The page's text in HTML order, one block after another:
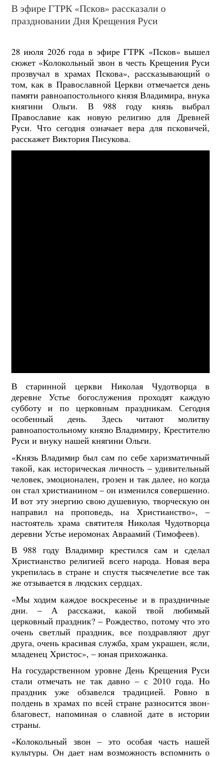
В эфире ГТРК «Псков» рассказали о
праздновании Дня Крещения Руси
28 июля 2026 года в эфире ГТРК «Псков» вышел
сюжет «Колокольный звон в честь Крещения Руси
прозвучал в храмах Пскова», рассказывающий о
том, как в Православной Церкви отмечается день
памяти равноапостольного князя Владимира, внука
княгини Ольги. В 988 году князь выбрал
Православие как новую религию для Древней
Руси. Что сегодня означает вера для псковичей,
расскажет Виктория Писукова.
В старинной церкви Николая Чудотворца в
деревне Устье богослужения проходят каждую
субботу и по церковным праздникам. Сегодня
особенный день. Здесь читают молитву
равноапостольному князю Владимиру, Крестителю
Руси и внуку нашей княгини Ольги.
«Князь Владимир был сам по себе харизматичный
такой, как историческая личность – удивительный
человек, эмоционален, грозен и так далее, но когда
он стал христианином – он изменился совершенно.
И вот эту энергию свою душевную, творческую он
направил на проповедь, на Христианство», –
настоятель храма святителя Николая Чудотворца
деревни Устье иеромонах Авраамий (Тимофеев).
В 988 году Владимир крестился сам и сделал
Христианство религией всего народа. Новая вера
укрепилась в стране и спустя тысячелетие все так
же отзывается в людских сердцах.
«Мы ходим каждое воскресенье и в праздничные
дни. – А расскажи, какой твой любимый
церковный праздник? – Рождество, потому что это
очень светлый праздник, все поздравляют друг
друга, очень красивая служба, храм украшен, ясли,
младенец Христос», – юная прихожанка.
На государственном уровне День Крещения Руси
стали отмечать не так давно – с 2010 года. Но
праздник уже обзавелся традицией. Ровно в
полдень в храмах по всей стране разносится звон-
благовест, напоминая о славной дате в истории
страны.
«Колокольный звон – это особая часть нашей
культуры. Он дает нам возможность вспомнить о